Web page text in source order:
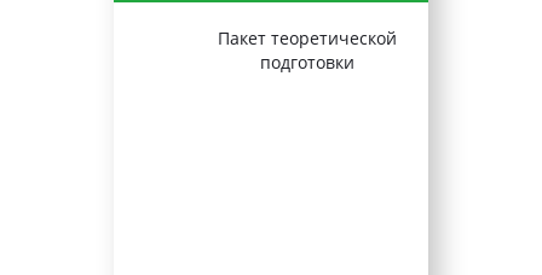
Пакет теоретической
подготовки